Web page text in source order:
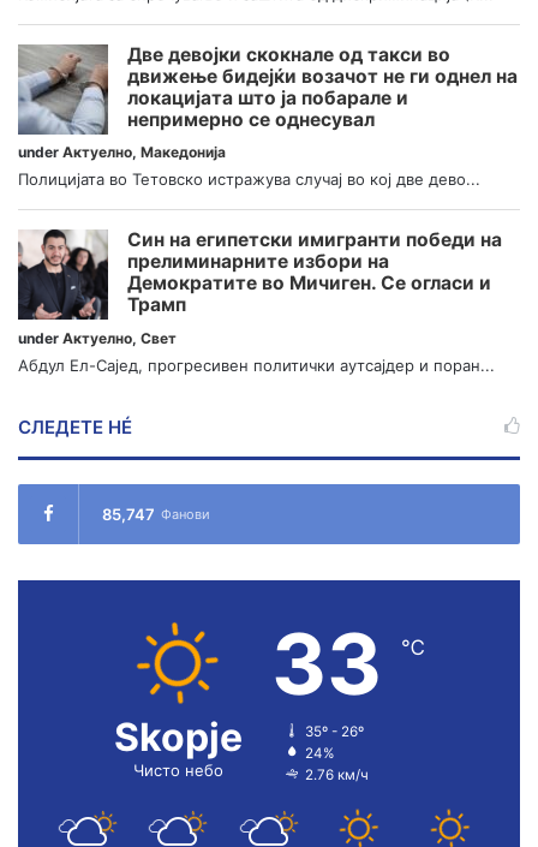
Две девојки скокнале од такси во
движење бидејќи возачот не ги однел на
локацијата што ја побарале и
непримерно се однесувал
under Актуелно, Македонија
Полицијата во Тетовско истражува случај во кој две дево...
Син на египетски имигранти победи на
прелиминарните избори на
Демократите во Мичиген. Се огласи и
Трамп
under Актуелно, Свет
Абдул Ел-Сајед, прогресивен политички аутсајдер и поран...
СЛЕДЕТЕ НÉ
85,747 Фанови
Skopje
Чисто небо
33 ℃
35º - 26º
24%
2.76 км/ч